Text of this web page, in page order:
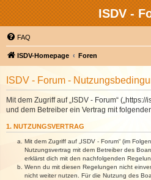
ISDV -
FAQ
ISDV-Homepage Foren
ISDV - Forum -
Mit dem Zugriff auf „ISDV - Forum“
und dem Betreiber ein Vertrag mit
1. NUTZUNGSVERTRAG
Mit dem Zugriff auf „ISDV - Forum“ (im
Nutzungsvertrag mit dem Betreiber des
erklärst dich mit den nachfolgenden
Wenn du mit diesen Regelungen nicht
nicht weiter nutzen. Für die Nutzung des